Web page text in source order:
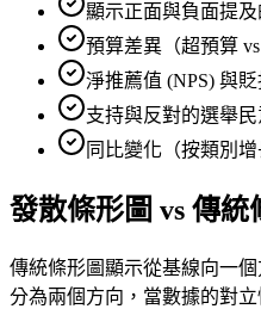
顯示正面與負面提
預算差異（超預算 vs
淨推薦值 (NPS) 與
支持與反對的選舉
同比變化（按類別增
發散條形圖 vs 傳統
傳統條形圖顯示從基線向一
分為兩個方向，當數據的對